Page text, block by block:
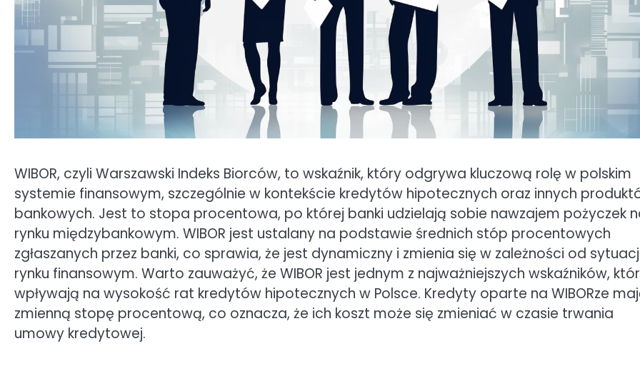
WIBOR, czyli Warszawski Indeks Biorców, to wskaźnik, który odgrywa kluczową rolę w polskim
systemie finansowym, szczególnie w kontekście kredytów hipotecznych oraz innych
bankowych. Jest to stopa procentowa, po której banki udzielają sobie nawzajem pożyczek
rynku międzybankowym. WIBOR jest ustalany na podstawie średnich stóp procentowych
zgłaszanych przez banki, co sprawia, że jest dynamiczny i zmienia się w zależności od
rynku finansowym. Warto zauważyć, że WIBOR jest jednym z najważniejszych wskaźników,
wpływają na wysokość rat kredytów hipotecznych w Polsce. Kredyty oparte na WIBORze
zmienną stopę procentową, co oznacza, że ich koszt może się zmieniać w czasie trwania
umowy kredytowej.